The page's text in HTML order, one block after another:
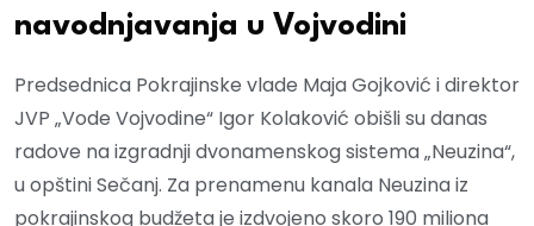
navodnjavanja u Vojvodini
Predsednica Pokrajinske vlade Maja Gojković i direktor
JVP „Vode Vojvodine“ Igor Kolaković obišli su danas
radove na izgradnji dvonamenskog sistema „Neuzina“,
u opštini Sečanj. Za prenamenu kanala Neuzina iz
pokrajinskog budžeta je izdvojeno skoro 190 miliona